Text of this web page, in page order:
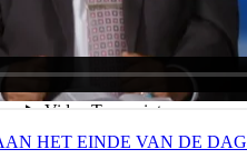
HET EINDE VAN DE